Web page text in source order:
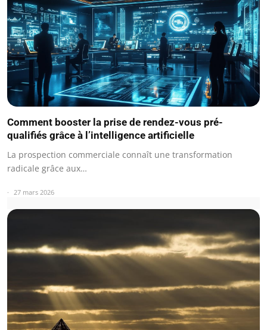
Comment booster la prise de rendez-vous pré-
qualifiés grâce à l’intelligence artificielle
La prospection commerciale connaît une transformation
radicale grâce aux…
27 mars 2026